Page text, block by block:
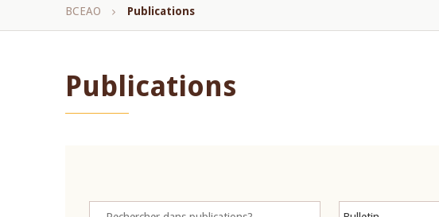
Fil
BCEAO Publications
Publications